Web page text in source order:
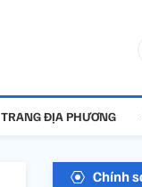
TRANG ĐỊA PHƯƠNG
Chính